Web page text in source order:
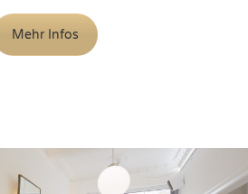
Mehr Infos